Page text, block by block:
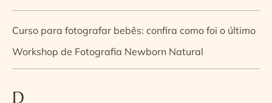
Curso para fotografar bebês: confira como foi o último
Workshop de Fotografia Newborn Natural
D